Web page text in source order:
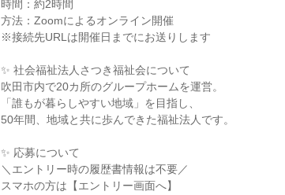
時間：約2時間
方法：Zoomによるオンライン開催
※接続先URLは開催日までにお送りします
✨ 社会福祉法人さつき福祉会について
吹田市内で20カ所のグループホームを運営。
「誰もが暮らしやすい地域」を目指し、
50年間、地域と共に歩んできた福祉法人です。
✨ 応募について
＼エントリー時の履歴書情報は不要／
スマホの方は【エントリー画面へ】